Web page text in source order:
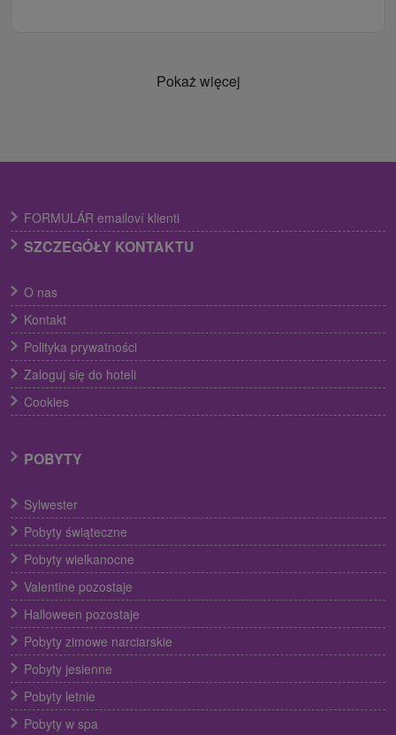
Pokaż więcej
FORMULÁR emailoví klienti
SZCZEGÓŁY KONTAKTU
O nas
Kontakt
Polityka prywatności
Zaloguj się do hoteli
Cookies
POBYTY
Sylwester
Pobyty świąteczne
Pobyty wielkanocne
Valentine pozostaje
Halloween pozostaje
Pobyty zimowe narciarskie
Pobyty jesienne
Pobyty letnie
Pobyty w spa